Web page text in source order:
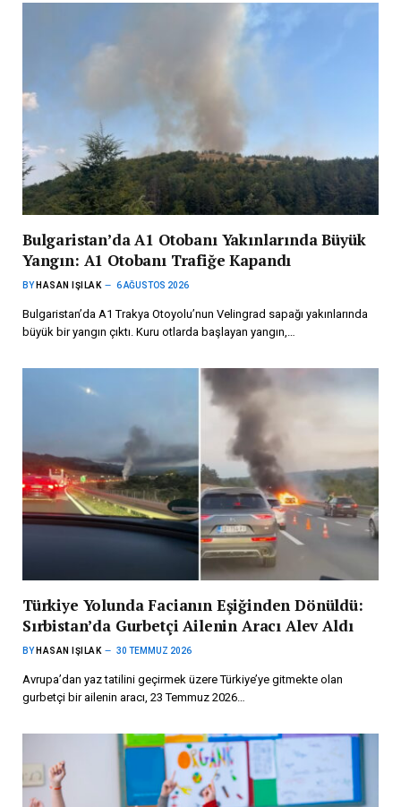
Bulgaristan’da A1 Otobanı Yakınlarında Büyük
Yangın: A1 Otobanı Trafiğe Kapandı
BY HASAN IŞILAK 6 AĞUSTOS 2026
Bulgaristan’da A1 Trakya Otoyolu’nun Velingrad sapağı yakınlarında
büyük bir yangın çıktı. Kuru otlarda başlayan yangın,…
Türkiye Yolunda Facianın Eşiğinden Dönüldü:
Sırbistan’da Gurbetçi Ailenin Aracı Alev Aldı
BY HASAN IŞILAK 30 TEMMUZ 2026
Avrupa’dan yaz tatilini geçirmek üzere Türkiye’ye gitmekte olan
gurbetçi bir ailenin aracı, 23 Temmuz 2026…